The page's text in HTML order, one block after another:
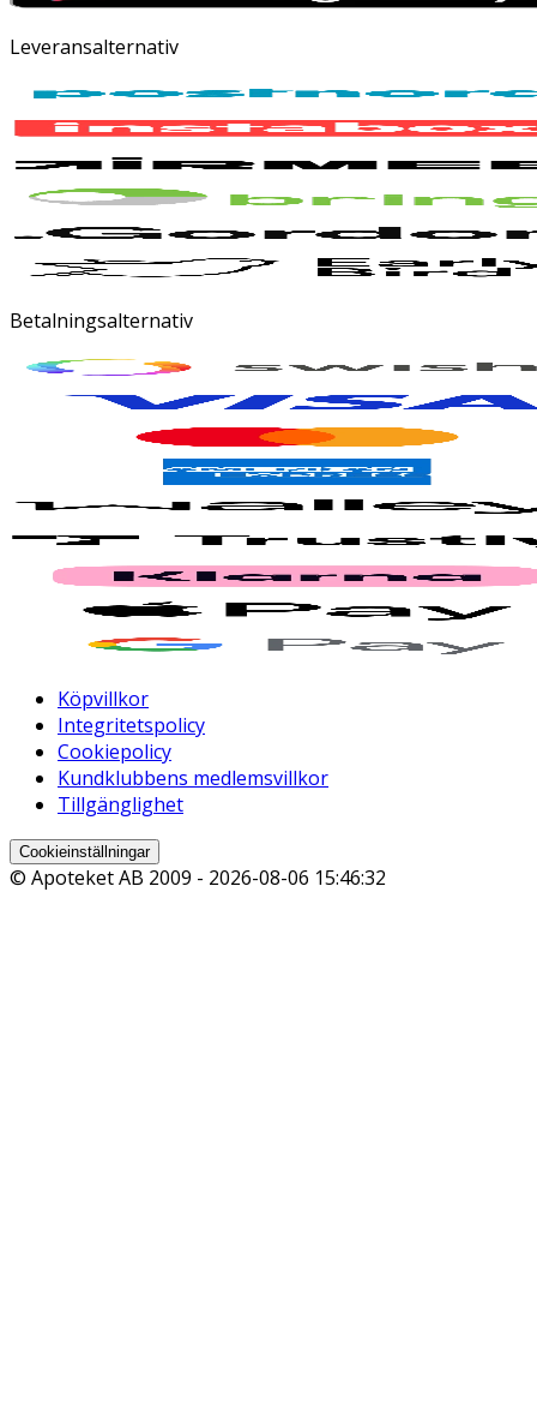
Leveransalternativ
Betalningsalternativ
Köpvillkor
Integritetspolicy
Cookiepolicy
Kundklubbens medlemsvillkor
Tillgänglighet
Cookieinställningar
© Apoteket AB 2009 - 2026-08-06 15:46:32